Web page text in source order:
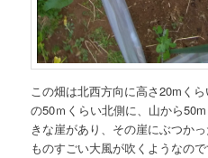
この畑は北西方向に高さ20mく
の50ｍくらい北側に、山から
きな崖があり、その崖にぶつか
ものすごい大風が吹くようなので